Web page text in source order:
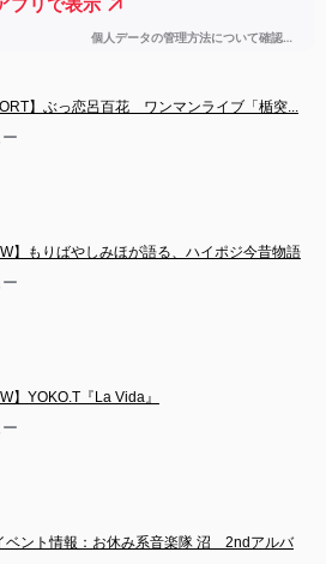
】ぶっ恋呂百花　ワンマンライブ「楯突...
】もりばやしみほが語る、ハイポジ今昔物語
】YOKO.T『La Vida』
ベント情報：お休み系音楽隊 沼　2ndアルバ